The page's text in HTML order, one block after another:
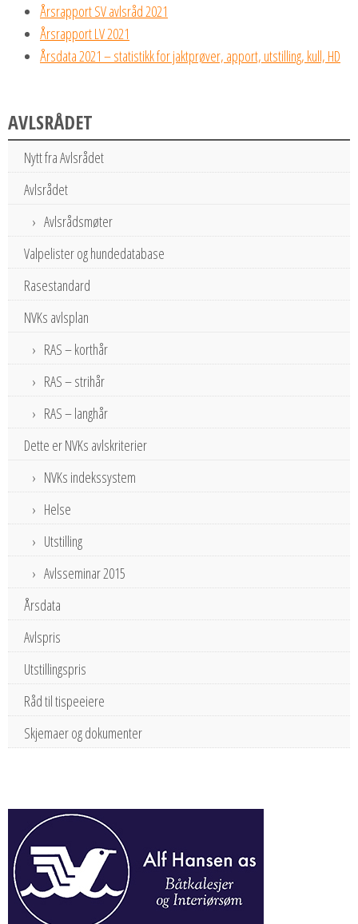
Årsrapport SV avlsråd 2021
Årsrapport LV 2021
Årsdata 2021 – statistikk for jaktprøver, apport, utstilling, kull, HD
AVLSRÅDET
Nytt fra Avlsrådet
Avlsrådet
Avlsrådsmøter
Valpelister og hundedatabase
Rasestandard
NVKs avlsplan
RAS – korthår
RAS – strihår
RAS – langhår
Dette er NVKs avlskriterier
NVKs indekssystem
Helse
Utstilling
Avlsseminar 2015
Årsdata
Avlspris
Utstillingspris
Råd til tispeeiere
Skjemaer og dokumenter